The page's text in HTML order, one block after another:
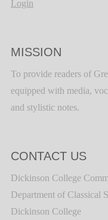
Login
MISSION
To provide readers of
equipped with media,
and stylistic notes.
CONTACT US
Dickinson College
Department of Classical
Dickinson College